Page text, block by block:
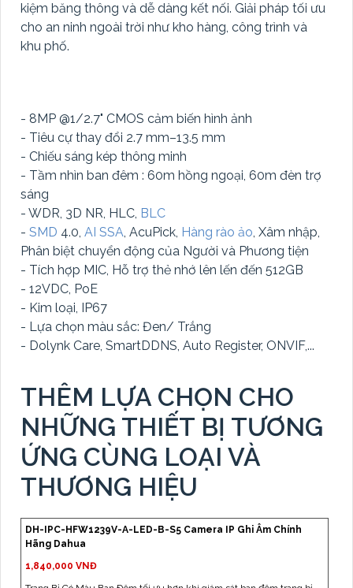
kiệm băng thông và dễ dàng kết nối. Giải pháp tối ưu
cho an ninh ngoài trời như kho hàng, công trình và
khu phố.
- 8MP @1/2.7" CMOS cảm biến hình ảnh
- Tiêu cự thay đổi 2.7 mm–13.5 mm
- Chiếu sáng kép thông minh
- Tầm nhìn ban đêm : 60m hồng ngoại, 60m đèn trợ
sáng
- WDR, 3D NR, HLC, BLC
- SMD 4.0, AI SSA, AcuPick, Hàng rào ảo, Xâm nhập,
Phân biệt chuyển động của Người và Phương tiện
- Tích hợp MIC, Hỗ trợ thẻ nhớ lên lến đến 512GB
- 12VDC, PoE
- Kim loại, IP67
- Lựa chọn màu sắc: Đen/ Trắng
- Dolynk Care, SmartDDNS, Auto Register, ONVIF,...
THÊM LỰA CHỌN CHO
NHỮNG THIẾT BỊ TƯƠNG
ỨNG CÙNG LOẠI VÀ
THƯƠNG HIỆU
DH-IPC-HFW1239V-A-LED-B-S5 Camera IP Ghi Âm Chính
Hãng Dahua
1,840,000 VNĐ